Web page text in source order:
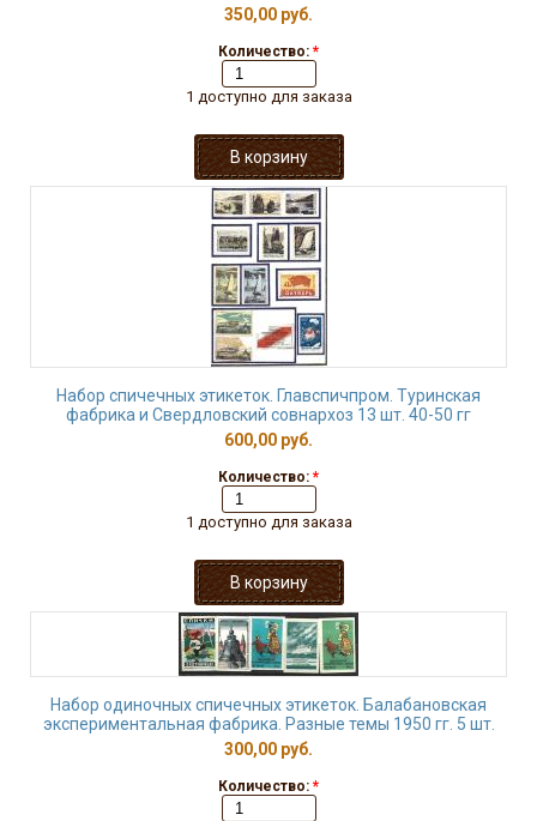
350,00 руб.
Количество: *
1 доступно для заказа
Набор спичечных этикеток. Главспичпром. Туринская
фабрика и Свердловский совнархоз 13 шт. 40-50 гг
600,00 руб.
Количество: *
1 доступно для заказа
Набор одиночных спичечных этикеток. Балабановская
экспериментальная фабрика. Разные темы 1950 гг. 5 шт.
300,00 руб.
Количество: *